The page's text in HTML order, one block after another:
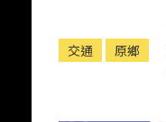
交通 原鄉